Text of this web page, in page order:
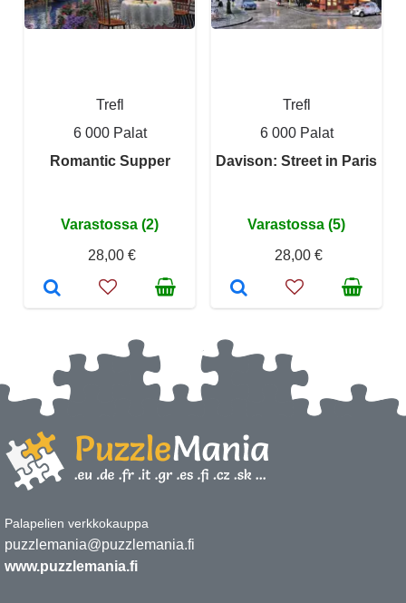
Trefl
6 000 Palat
Romantic Supper
Varastossa (2)
28,00 €
Trefl
6 000 Palat
Davison: Street in Paris
Varastossa (5)
28,00 €
Palapelien verkkokauppa
puzzlemania@puzzlemania.fi
www.puzzlemania.fi